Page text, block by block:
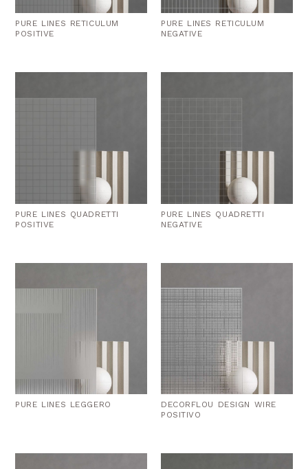
PURE LINES RETICULUM
POSITIVE
PURE LINES RETICULUM
NEGATIVE
PURE LINES QUADRETTI
POSITIVE
PURE LINES QUADRETTI
NEGATIVE
PURE LINES LEGGERO
DECORFLOU DESIGN WIRE
POSITIVO